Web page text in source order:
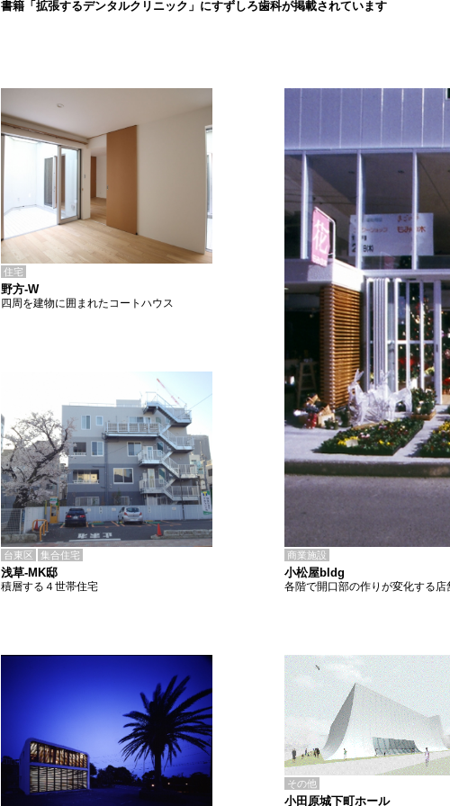
書籍「拡張するデンタルクリニック」にすずしろ歯科が掲載されています
住宅
野方-W
四周を建物に囲まれたコートハウス
台東区 集合住宅
浅草-MK邸
積層する４世帯住宅
商業施設
小松屋bldg
各階で開口部の作りが変化する店
その他
小田原城下町ホール